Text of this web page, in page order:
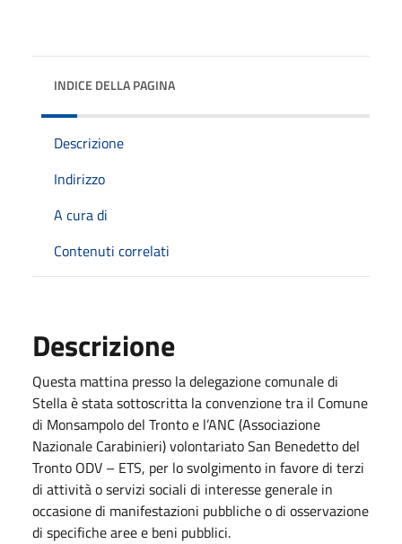
INDICE DELLA PAGINA
Descrizione
Indirizzo
A cura di
Contenuti correlati
Descrizione
Questa mattina presso la delegazione comunale di
Stella è stata sottoscritta la convenzione tra il Comune
di Monsampolo del Tronto e l’ANC (Associazione
Nazionale Carabinieri) volontariato San Benedetto del
Tronto ODV – ETS, per lo svolgimento in favore di terzi
di attività o servizi sociali di interesse generale in
occasione di manifestazioni pubbliche o di osservazione
di specifiche aree e beni pubblici.